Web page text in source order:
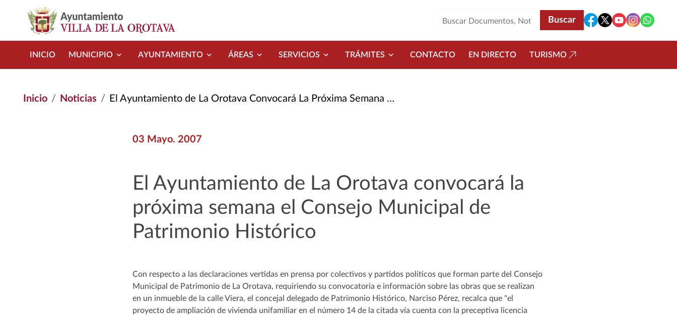
INICIO MUNICIPIO AYUNTAMIENTO ÁREAS SERVICIOS TRÁMITES CONTACTO EN DIRECTO TURISMO
Inicio Noticias El Ayuntamiento de La Orotava Convocará La Próxima Semana El Consejo Municipal de Patrimonio Histórico
03 Mayo. 2007
El Ayuntamiento de La Orotava convocará la
próxima semana el Consejo Municipal de
Patrimonio Histórico
Con respecto a las declaraciones vertidas en prensa por colectivos y partidos políticos que forman parte del Consejo
Municipal de Patrimonio de La Orotava, requiriendo su convocatoria e información sobre las obras que se realizan
en un inmueble de la calle Viera, el concejal delegado de Patrimonio Histórico, Narciso Pérez, recalca que "el
proyecto de ampliación de vivienda unifamiliar en el número 14 de la citada vía cuenta con la preceptiva licencia